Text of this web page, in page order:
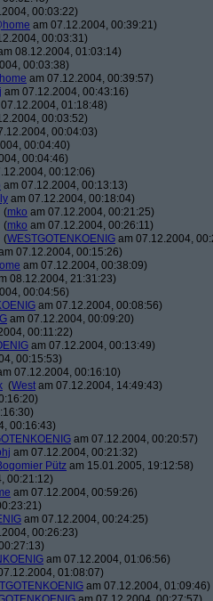
00:03:22)
am 07.12.2004, 00:39:21)
00:03:31)
08.12.2004, 01:03:14)
00:03:38)
am 07.12.2004, 00:39:57)
am 07.12.2004, 00:43:16)
01:18:48)
00:03:52)
00:04:03)
00:04:40)
00:04:46)
00:12:06)
am 07.12.2004, 00:13:13)
am 07.12.2004, 00:18:04)
(mko am 07.12.2004, 00:21:25)
(mko am 07.12.2004, 00:26:11)
(WESTGOTENKOENIG am 07.12.2004,
07.12.2004, 00:15:26)
am 07.12.2004, 00:38:09)
08.12.2004, 21:31:23)
00:04:56)
am 07.12.2004, 00:08:56)
am 07.12.2004, 00:09:20)
00:11:22)
am 07.12.2004, 00:13:49)
00:15:53)
07.12.2004, 00:16:10)
(West am 07.12.2004, 14:49:43)
00:16:43)
am 07.12.2004, 00:20:57)
am 07.12.2004, 00:21:32)
Pütz am 15.01.2005, 19:12:58)
00:21:12)
am 07.12.2004, 00:59:26)
am 07.12.2004, 00:24:25)
00:26:23)
am 07.12.2004, 01:06:56)
01:08:07)
am 07.12.2004, 01:09:46)